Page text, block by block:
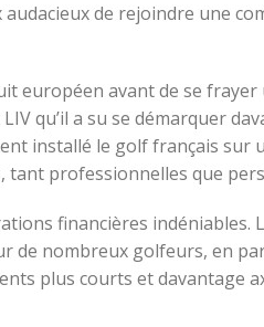
audacieux de rejoindre une
européen avant de se frayer
qu’il a su se démarquer
installé le golf français sur
tant professionnelles que
financières indéniables.
de nombreux golfeurs, en
plus courts et davantage